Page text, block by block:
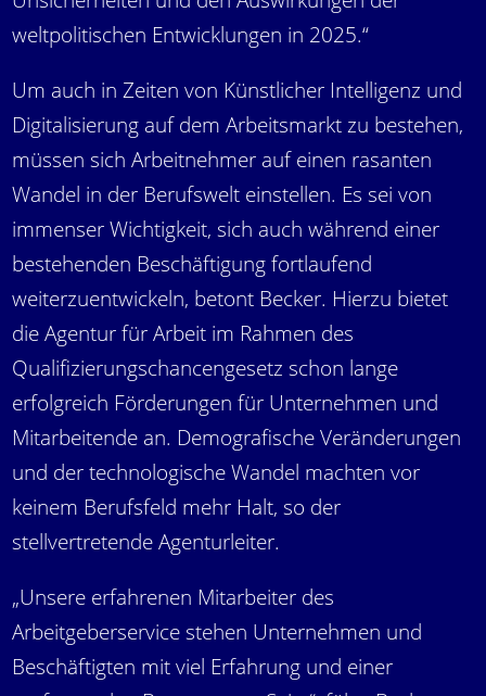
weltpolitischen Entwicklungen in 2025.“
Um auch in Zeiten von Künstlicher Intelligenz und
Digitalisierung auf dem Arbeitsmarkt zu bestehen,
müssen sich Arbeitnehmer auf einen rasanten
Wandel in der Berufswelt einstellen. Es sei von
immenser Wichtigkeit, sich auch während einer
bestehenden Beschäftigung fortlaufend
weiterzuentwickeln, betont Becker. Hierzu bietet
die Agentur für Arbeit im Rahmen des
Qualifizierungschancengesetz schon lange
erfolgreich Förderungen für Unternehmen und
Mitarbeitende an. Demografische Veränderungen
und der technologische Wandel machten vor
keinem Berufsfeld mehr Halt, so der
stellvertretende Agenturleiter.
„Unsere erfahrenen Mitarbeiter des
Arbeitgeberservice stehen Unternehmen und
Beschäftigten mit viel Erfahrung und einer